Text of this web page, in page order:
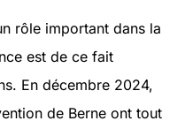
rôle important dans la
est de ce fait
En décembre 2024,
de Berne ont tout